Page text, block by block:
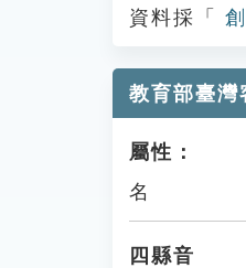
資料採「
教育部臺灣
屬性：
名
四縣音